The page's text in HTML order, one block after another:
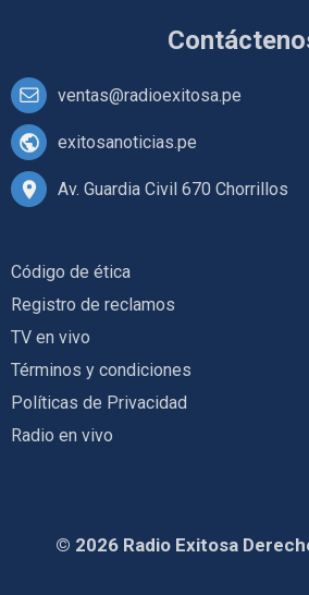
ventas@radioexitosa.pe
exitosanoticias.pe
Av. Guardia Civil 670 Chorrillos
Código de ética
Registro de reclamos
TV en vivo
Términos y condiciones
Políticas de Privacidad
Radio en vivo
© 2026 Radio Exitosa